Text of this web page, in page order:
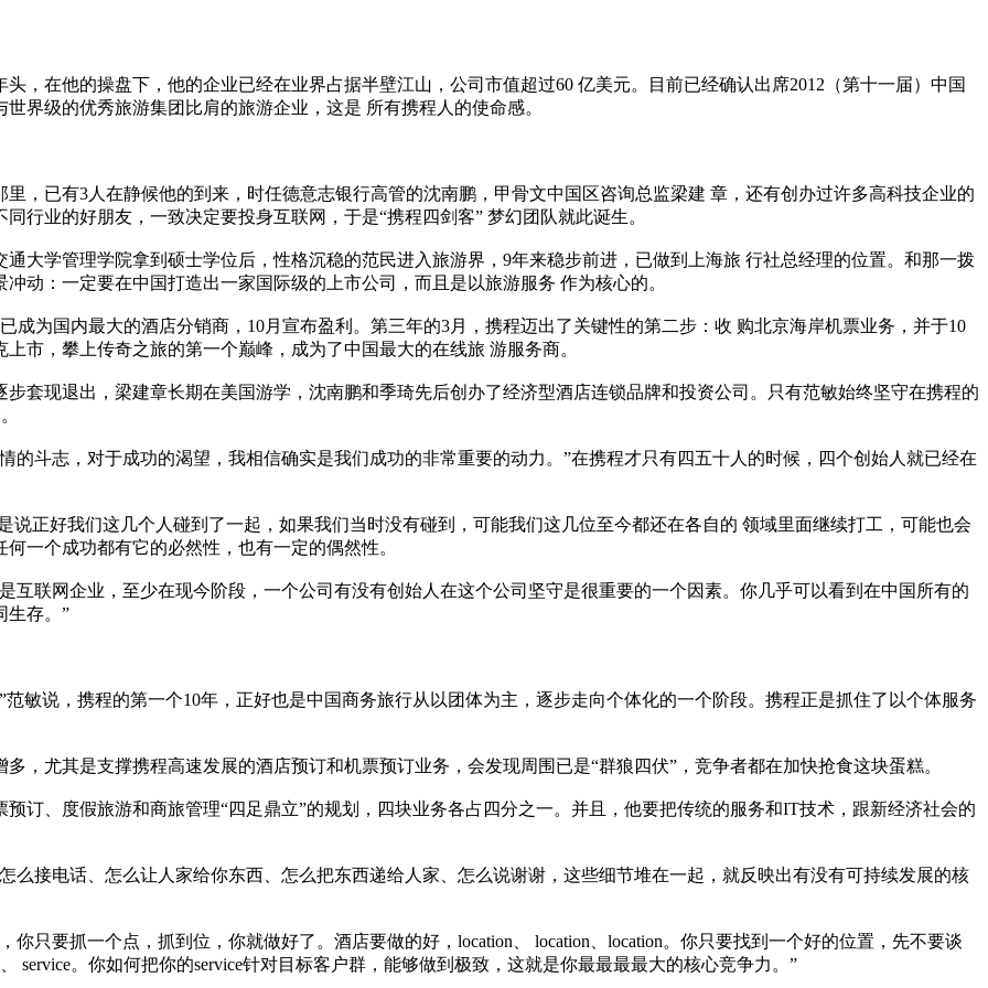
，在他的操盘下，他的企业已经在业界占据半壁江山，公司市值超过60 亿美元。目前已经确认出席2012（第十一届）中国
界级的优秀旅游集团比肩的旅游企业，这是 所有携程人的使命感。
，已有3人在静候他的到来，时任德意志银行高管的沈南鹏，甲骨文中国区咨询总监梁建 章，还有创办过许多高科技企业的
行业的好朋友，一致决定要投身互联网，于是“携程四剑客” 梦幻团队就此诞生。
大学管理学院拿到硕士学位后，性格沉稳的范民进入旅游界，9年来稳步前进，已做到上海旅 行社总经理的位置。和那一拨
动：一定要在中国打造出一家国际级的上市公司，而且是以旅游服务 作为核心的。
成为国内最大的酒店分销商，10月宣布盈利。第三年的3月，携程迈出了关键性的第二步：收 购北京海岸机票业务，并于10
市，攀上传奇之旅的第一个巅峰，成为了中国最大的在线旅 游服务商。
套现退出，梁建章长期在美国游学，沈南鹏和季琦先后创办了经济型酒店连锁品牌和投资公司。只有范敏始终坚守在携程的
的斗志，对于成功的渴望，我相信确实是我们成功的非常重要的动力。”在携程才只有四五十人的时候，四个创始人就已经在
说正好我们这几个人碰到了一起，如果我们当时没有碰到，可能我们这几位至今都还在各自的 领域里面继续打工，可能也会
一个成功都有它的必然性，也有一定的偶然性。
互联网企业，至少在现今阶段，一个公司有没有创始人在这个公司坚守是很重要的一个因素。你几乎可以看到在中国所有的
生存。”
敏说，携程的第一个10年，正好也是中国商务旅行从以团体为主，逐步走向个体化的一个阶段。携程正是抓住了以个体服务
，尤其是支撑携程高速发展的酒店预订和机票预订业务，会发现周围已是“群狼四伏”，竞争者都在加快抢食这块蛋糕。
订、度假旅游和商旅管理“四足鼎立”的规划，四块业务各占四分之一。并且，他要把传统的服务和IT技术，跟新经济社会的
么接电话、怎么让人家给你东西、怎么把东西递给人家、怎么说谢谢，这些细节堆在一起，就反映出有没有可持续发展的核
只要抓一个点，抓到位，你就做好了。酒店要做的好，location、 location、location。你只要找到一个好的位置，先不要谈
service。你如何把你的service针对目标客户群，能够做到极致，这就是你最最最最大的核心竞争力。”